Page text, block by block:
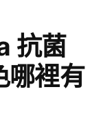
抗菌
哪裡有